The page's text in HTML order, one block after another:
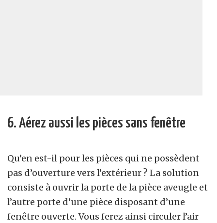
6. Aérez aussi les pièces sans fenêtre
Qu’en est-il pour les pièces qui ne possèdent
pas d’ouverture vers l’extérieur ? La solution
consiste à ouvrir la porte de la pièce aveugle et
l’autre porte d’une pièce disposant d’une
fenêtre ouverte. Vous ferez ainsi circuler l’air